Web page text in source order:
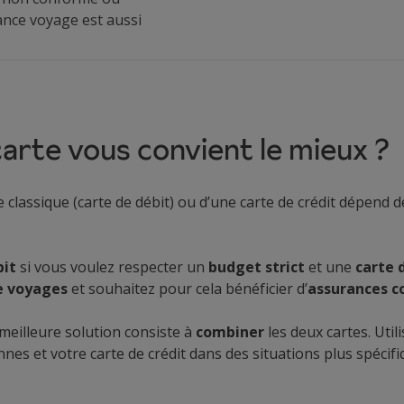
voyage est aussi
vous convient le mieux ?
classique (carte de débit) ou d’une carte de crédit dépend
si vous voulez respecter un budget strict et une carte
voyageset souhaitez pour cela bénéficier d’assurances
solution consiste à combiner les deux cartes.
et votre carte de crédit dans des situations plus